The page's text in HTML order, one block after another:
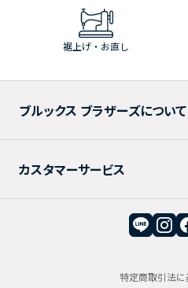
裾上げ・お直し
ブルックス ブラザーズについて
カスタマーサービス
特定商取引法